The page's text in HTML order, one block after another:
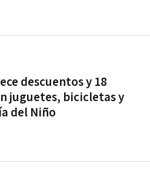
descuentos y 18
juguetes, bicicletas y
del Niño